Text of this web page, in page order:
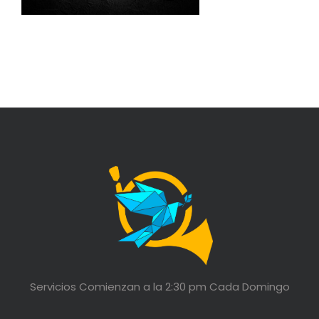
Servicios Comienzan a la 2:30 pm Cada Domingo